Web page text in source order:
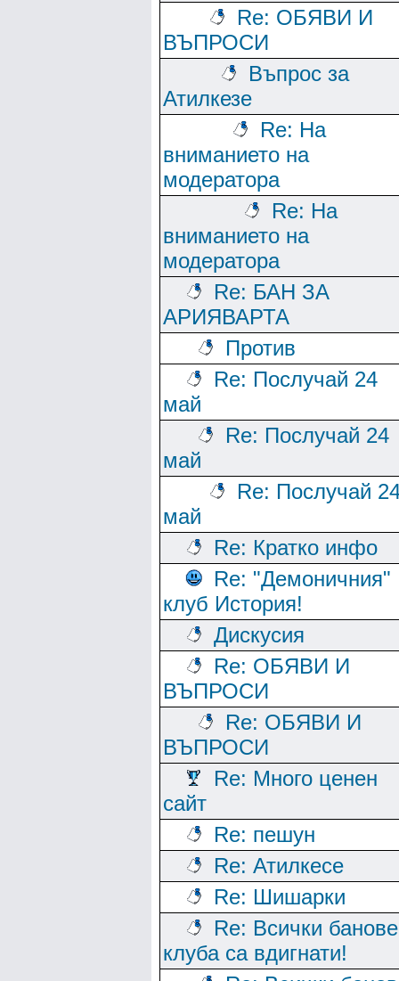
Re: ОБЯВИ И
ВЪПРОСИ
Въпрос за
Атилкезе
Re: На
вниманието на
модератора
Re: На
вниманието на
модератора
Re: БАН ЗА
АРИЯВАРТА
Против
Re: Послучай 24
май
Re: Послучай 24
май
Re: Послучай
май
Re: Кратко инфо
Re: "Демоничния"
клуб История!
Дискусия
Re: ОБЯВИ И
ВЪПРОСИ
Re: ОБЯВИ И
ВЪПРОСИ
Re: Много ценен
сайт
Re: пешун
Re: Атилкесе
Re: Шишарки
Re: Всички
клуба са вдигнати!